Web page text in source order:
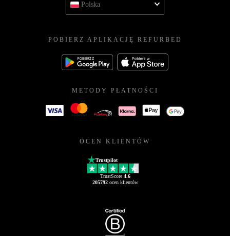
Polska
POBIERZ APLIKACJĘ REFURBED
METODY PŁATNOŚCI
OCEN KLIENTÓW
Trustpilot
TrustScore 4.6
205792ocen klientów